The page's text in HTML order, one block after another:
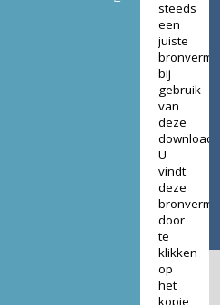
steeds
een
juiste
bij
gebruik
van
deze
download.
U
vindt
deze
door
te
klikken
op
het
kopje